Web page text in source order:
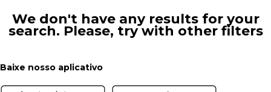
We don't have any results for your
search. Please, try with other filters
Baixe nosso aplicativo